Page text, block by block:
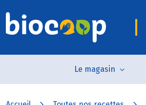
Le magasin